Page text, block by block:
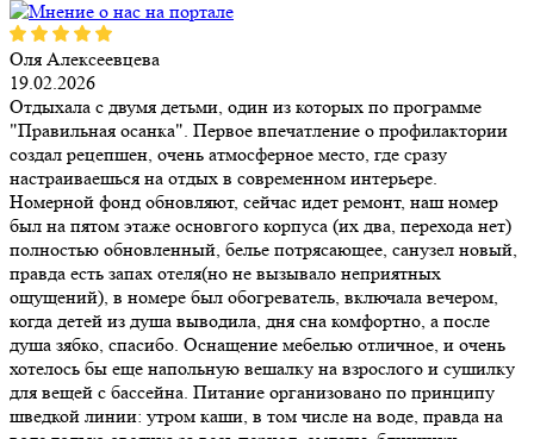
Оля Алексеевцева
19.02.2026
Отдыхала с двумя детьми, один из которых по программе
"Правильная осанка". Первое впечатление о профилактории
создал рецепшен, очень атмосферное место, где сразу
настраиваешься на отдых в современном интерьере.
Номерной фонд обновляют, сейчас идет ремонт, наш номер
был на пятом этаже основгого корпуса (их два, перехода нет)
полностью обновленный, белье потрясающее, санузел новый,
правда есть запах отеля(но не вызывало неприятных
ощущений), в номере был обогреватель, включала вечером,
когда детей из душа выводила, дня сна комфортно, а после
душа зябко, спасибо. Оснащение мебелью отличное, и очень
хотелось бы еще напольную вешалку на взрослого и сушилку
для вещей с бассейна. Питание организовано по принципу
шведкой линии: утром каши, в том числе на воде, правда на